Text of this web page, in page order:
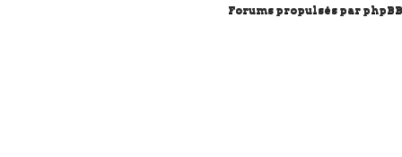
Forums propulsés par phpBB